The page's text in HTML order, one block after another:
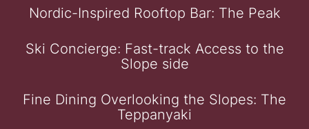
Nordic-Inspired Rooftop Bar: The Peak
Ski Concierge: Fast-track Access to the
Slope side
Fine Dining Overlooking the Slopes: The
Teppanyaki